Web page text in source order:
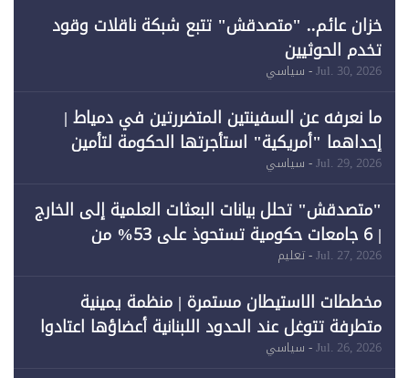
خزان عائم.. "متصدقش" تتبع شبكة ناقلات وقود
تخدم الحوثيين
Jul. 30, 2026- سياسي
ما نعرفه عن السفينتين المتضررتين في دمياط |
إحداهما "أمريكية" استأجرتها الحكومة لتأمين
احتياجات الطاقة
Jul. 29, 2026- سياسي
"متصدقش" تحلل بيانات البعثات العلمية إلى الخارج
| 6 جامعات حكومية تستحوذ على 53% من
Jul. 27, 2026- تعليم
مخططات الاستيطان مستمرة | منظمة يمينية
متطرفة تتوغل عند الحدود اللبنانية أعضاؤها اعتادوا
خرق الحدود
Jul. 26, 2026- سياسي